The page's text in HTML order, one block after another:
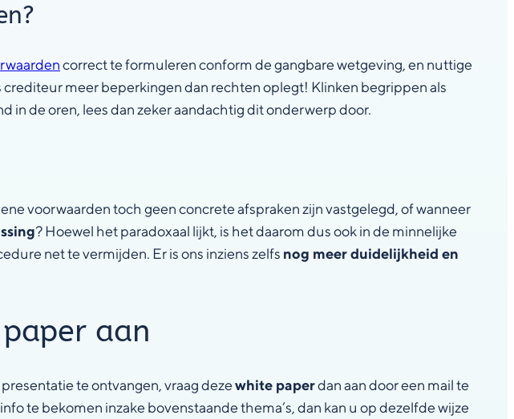
correct te formuleren conform de gangbare wetgeving, en nuttige
meer beperkingen dan rechten oplegt! Klinken begrippen als
in de oren, lees dan zeker aandachtig dit onderwerp door.
voorwaarden toch geen concrete afspraken zijn vastgelegd, of wanneer
? Hoewel het paradoxaal lijkt, is het daarom dus ook in de minnelijke
net te vermijden. Er is ons inziens zelfs nog meer duidelijkheid en
aan
te ontvangen, vraag dezewhite paperdan aan door een mail te
te bekomen inzake bovenstaande thema’s, dan kan u op dezelfde wijze